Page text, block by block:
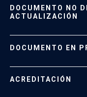
Formas de Pago
Políticas de Retiro,
DOCUMENTO NO
ACTUALIZACIÓN
DOCUMENTO EN
ACREDITACIÓN